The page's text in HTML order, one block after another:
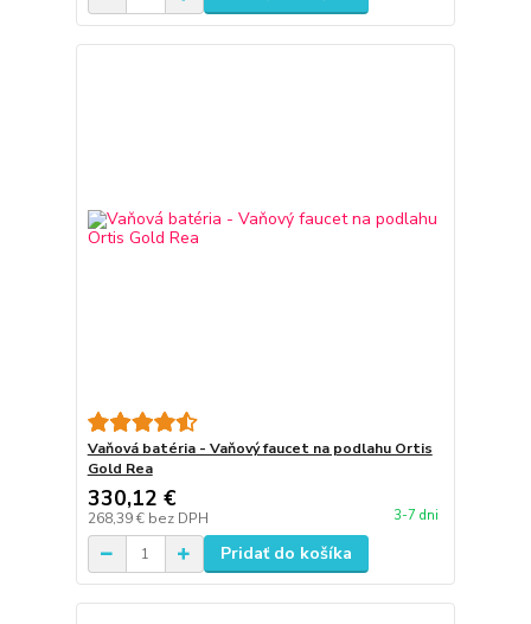
Vaňová batéria - Vaňový faucet na podlahu Ortis
Gold Rea
330,12 €
268,39 € bez DPH 3-7 dni
Pridať do košíka